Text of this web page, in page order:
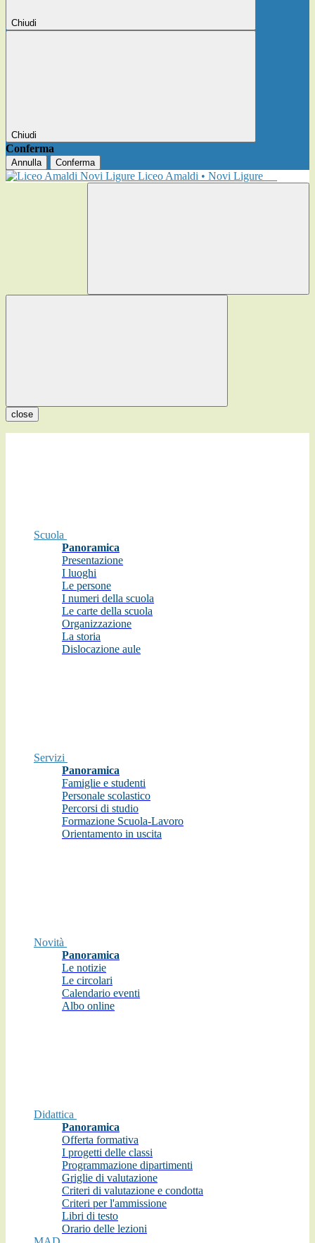
Chiudi
Chiudi
Conferma
Annulla Conferma
Liceo Amaldi • Novi Ligure
close
Scuola
Panoramica
Presentazione
I luoghi
Le persone
I numeri della scuola
Le carte della scuola
Organizzazione
La storia
Dislocazione aule
Servizi
Panoramica
Famiglie e studenti
Personale scolastico
Percorsi di studio
Formazione Scuola-Lavoro
Orientamento in uscita
Novità
Panoramica
Le notizie
Le circolari
Calendario eventi
Albo online
Didattica
Panoramica
Offerta formativa
I progetti delle classi
Programmazione dipartimenti
Griglie di valutazione
Criteri di valutazione e condotta
Criteri per l'ammissione
Libri di testo
Orario delle lezioni